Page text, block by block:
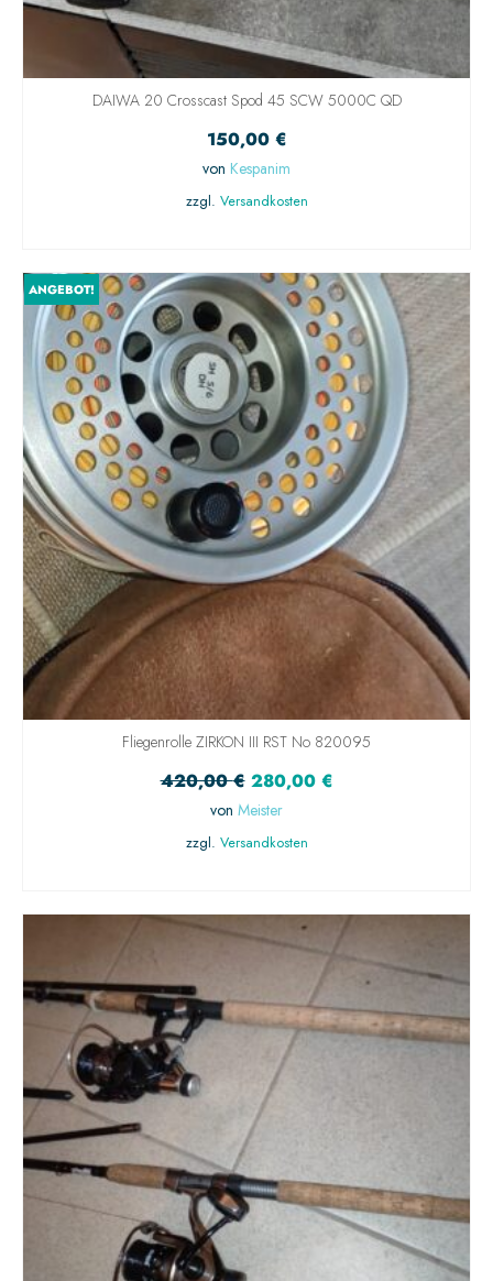
DAIWA 20 Crosscast Spod 45 SCW 5000C QD
150,00 €
von Kespanim
zzgl. Versandkosten
ANGEBOT!
Fliegenrolle ZIRKON III RST No 820095
420,00€ 280,00 €
von Meister
zzgl. Versandkosten